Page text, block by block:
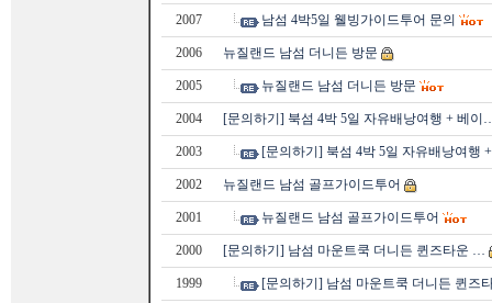
2007 남섬 4박5일 웰빙가이드투어 문의
2006 뉴질랜드 남섬 더니든 방문
2005 뉴질랜드 남섬 더니든 방문
2004 [문의하기] 북섬 4박 5일 자유배낭여행 + 베이
2003 [문의하기] 북섬 4박 5일 자유배낭여행
2002 뉴질랜드 남섬 골프가이드투어
2001 뉴질랜드 남섬 골프가이드투어
2000 [문의하기] 남섬 마운트쿡 더니든 퀸즈타운 …
1999 [문의하기] 남섬 마운트쿡 더니든 퀸즈